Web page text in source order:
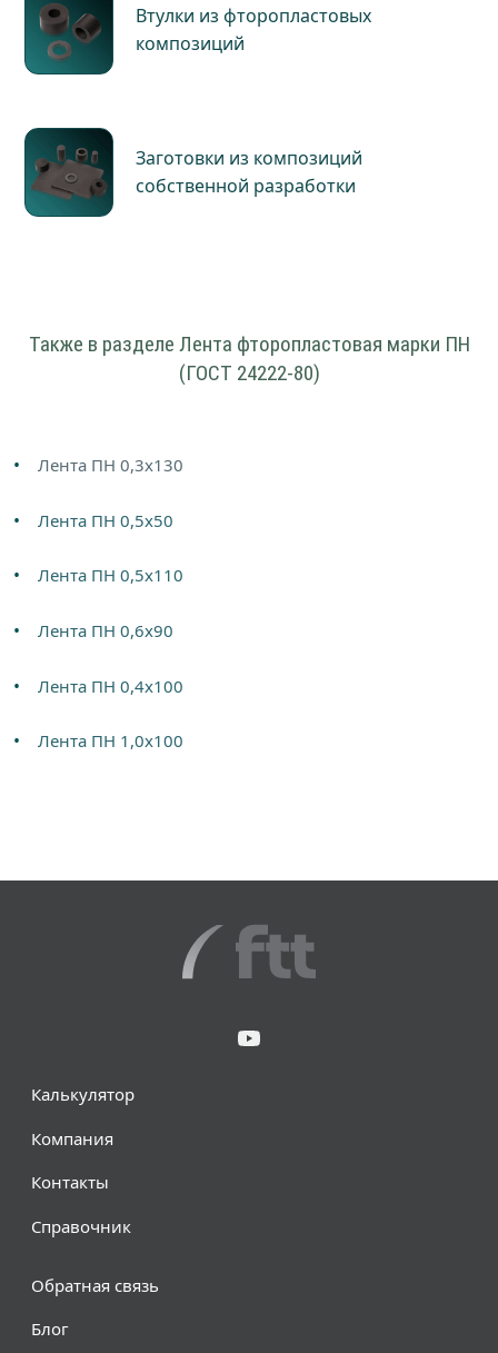
Втулки из фторопластовых
композиций
Заготовки из композиций
собственной разработки
Также в разделе Лента фторопластовая марки ПН
(ГОСТ 24222-80)
Лента ПН 0,3х130
Лента ПН 0,5х50
Лента ПН 0,5х110
Лента ПН 0,6х90
Лента ПН 0,4х100
Лента ПН 1,0х100
Калькулятор
Компания
Контакты
Справочник
Обратная связь
Блог